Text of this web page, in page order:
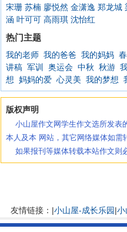
宋珊 苏楠 廖悦然 金潇逸 郑龙城
涵 叶可可 高雨琪 沈怡红
热门主题
我的老师 我的爸爸 我的妈妈
讲稿 军训 奥运会 中秋 秋游
想 妈妈的爱 心灵美 我的梦想
版权声明
小山屋作文网学生作文选所发表
本人及本 网站，其它网络媒体如需
如果报刊等媒体转载本站作文则
友情链接：|小山屋-成长乐园|小